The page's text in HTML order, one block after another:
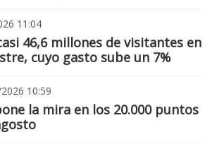
11:04
46,6 millones de visitantes en
cuyo gasto sube un 7%
10:59
la mira en los 20.000 puntos